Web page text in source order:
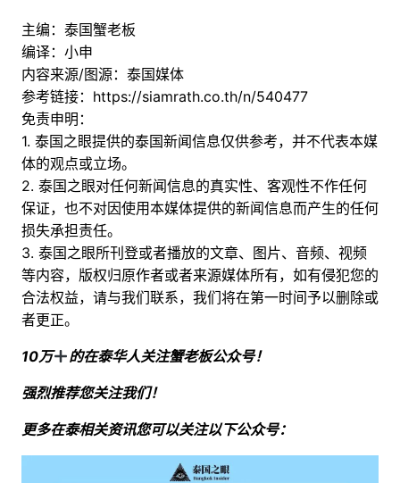
主编：泰国蟹老板
编译：小申
内容来源/图源：泰国媒体
参考链接： https://siamrath.co.th/n/540477
免责申明：
1. 泰国之眼提供的泰国新闻信息仅供参考，并不代表本媒
体的观点或立场。
2. 泰国之眼对任何新闻信息的真实性、客观性不作任何
保证，也不对因使用本媒体提供的新闻信息而产生的任何
损失承担责任。
3. 泰国之眼所刊登或者播放的文章、图片、音频、视频
等内容，版权归原作者或者来源媒体所有，如有侵犯您的
合法权益，请与我们联系，我们将在第一时间予以删除或
者更正。
10万 的在泰华人关注蟹老板公众号！
强烈推荐您关注我们！
更多在泰相关资讯您可以关注以下公众号：